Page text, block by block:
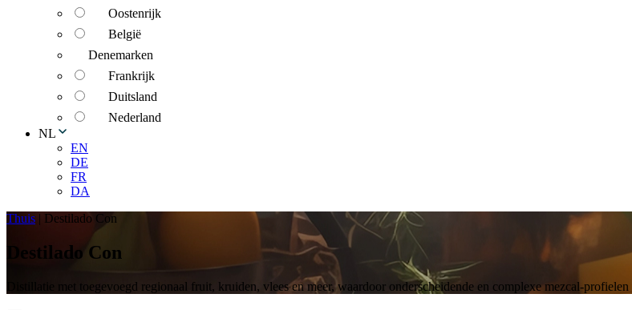
Oostenrijk
België
Denemarken
Frankrijk
Duitsland
Nederland
NL
EN
DE
FR
DA
Thuis | Destilado Con
Destilado Con
Distillatie met toegevoegd regionaal fruit, kruiden, vlees en meer, waardoor onderscheidende en complexe mezcal-profielen